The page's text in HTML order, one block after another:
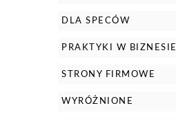
DLA SPECÓW
PRAKTYKI W BIZNESIE
STRONY FIRMOWE
WYRÓŻNIONE